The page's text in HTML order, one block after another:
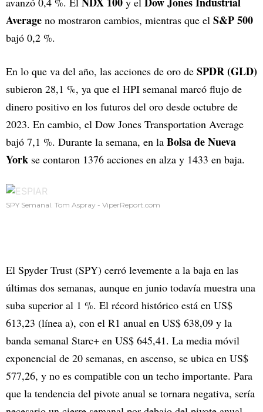
Average no mostraron cambios, mientras que el S&P 500
bajó 0,2 %.
En lo que va del año, las acciones de oro de SPDR (GLD)
subieron 28,1 %, ya que el HPI semanal marcó flujo de
dinero positivo en los futuros del oro desde octubre de
2023. En cambio, el Dow Jones Transportation Average
bajó 7,1 %. Durante la semana, en la Bolsa de Nueva
York se contaron 1376 acciones en alza y 1433 en baja.
SPY Semanal. Tom Aspray - ViperReport.com
El Spyder Trust (SPY) cerró levemente a la baja en las
últimas dos semanas, aunque en junio todavía muestra una
suba superior al 1 %. El récord histórico está en US$
613,23 (línea a), con el R1 anual en US$ 638,09 y la
banda semanal Starc+ en US$ 645,41. La media móvil
exponencial de 20 semanas, en ascenso, se ubica en US$
577,26, y no es compatible con un techo importante. Para
que la tendencia del pivote anual se tornara negativa, sería